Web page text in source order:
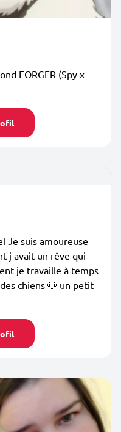
FORGER (Spy x
Je suis amoureuse
j avait un rêve qui
je travaille à temps
chiens 🐶 un petit